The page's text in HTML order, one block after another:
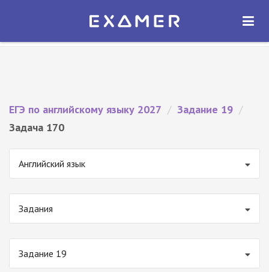
Экзамер — ЕГЭ 2027
ОТКРЫТЬ
ЕГЭ по английскому языку 2027 / Задание 19 /
Задача 170
Английский язык
Задания
Задание 19